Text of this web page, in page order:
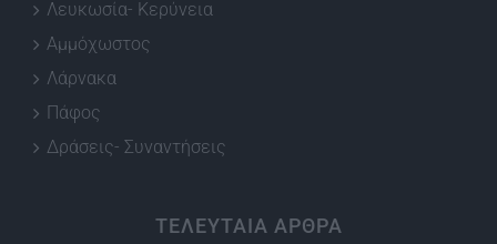
Λευκωσία- Κερύνεια
Αμμόχωστος
Λάρνακα
Πάφος
Δράσεις- Συναντήσεις
ΤΕΛΕΥΤΑΙΑ ΑΡΘΡΑ